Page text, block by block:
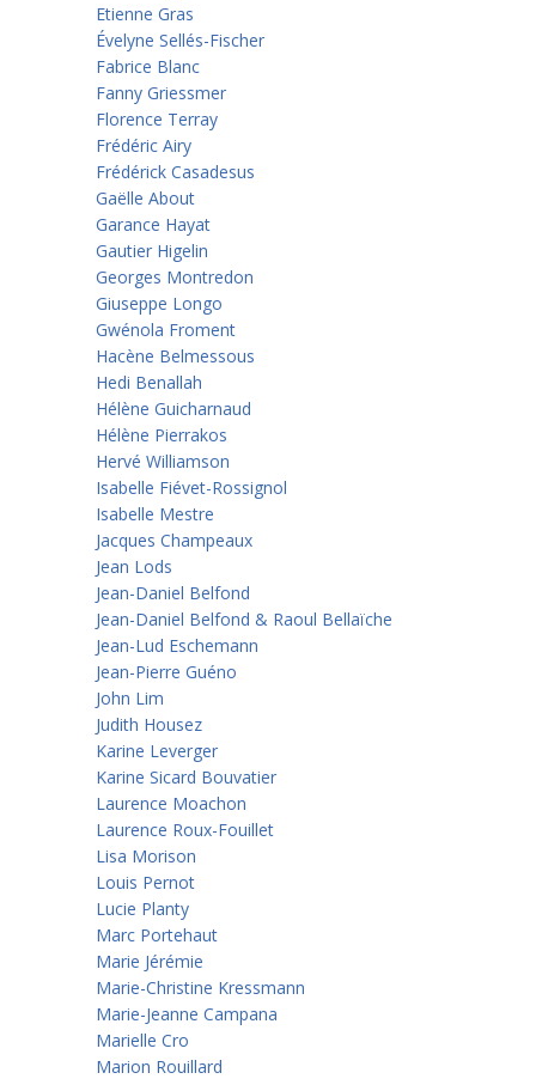
Etienne Gras
Évelyne Sellés-Fischer
Fabrice Blanc
Fanny Griessmer
Florence Terray
Frédéric Airy
Frédérick Casadesus
Gaëlle About
Garance Hayat
Gautier Higelin
Georges Montredon
Giuseppe Longo
Gwénola Froment
Hacène Belmessous
Hedi Benallah
Hélène Guicharnaud
Hélène Pierrakos
Hervé Williamson
Isabelle Fiévet-Rossignol
Isabelle Mestre
Jacques Champeaux
Jean Lods
Jean-Daniel Belfond
Jean-Daniel Belfond & Raoul Bellaïche
Jean-Lud Eschemann
Jean-Pierre Guéno
John Lim
Judith Housez
Karine Leverger
Karine Sicard Bouvatier
Laurence Moachon
Laurence Roux-Fouillet
Lisa Morison
Louis Pernot
Lucie Planty
Marc Portehaut
Marie Jérémie
Marie-Christine Kressmann
Marie-Jeanne Campana
Marielle Cro
Marion Rouillard